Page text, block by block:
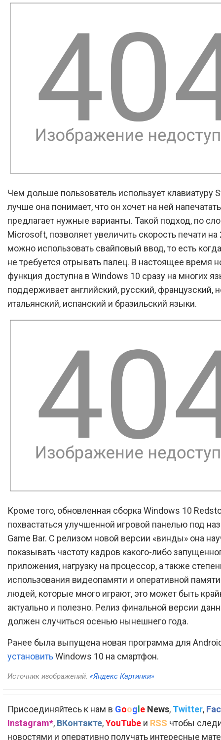
Чем дольше пользователь использует клавиатуру
лучше она понимает, что он хочет на ней
предлагает нужные варианты. Такой подход, по
Microsoft, позволяет увеличить скорость печати на
можно использовать свайповый ввод, то есть
не требуется отрывать палец. В настоящее время
функция доступна в Windows 10 сразу на многих
поддерживает английский, русский, французский,
итальянский, испанский и бразильский языки.
Кроме того, обновленная сборка Windows 10
похвастаться улучшенной игровой панелью под
Game Bar. С релизом новой версии «винды» она
показывать частоту кадров какого-либо
приложения, нагрузку на процессор, а также
использования видеопамяти и оперативной
людей, которые много играют, это может быть
актуально и полезно. Релиз финальной версии
должен случиться осенью нынешнего года.
Ранее была выпущена новая программа для
установитьWindows 10 на смартфон.
Источник изображений: «Яндекс Картинки»
Присоединяйтесь к нам в Google News, Twitter,
Instagram*, ВКонтакте,YouTube и RSS чтобы
новостями и оперативно получать интересные